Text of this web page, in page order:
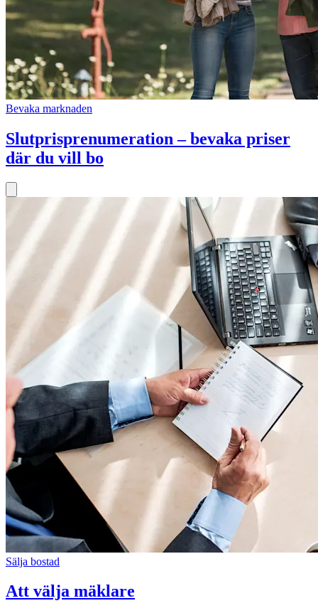
Bevaka marknaden
Slutprisprenumeration – bevaka priser
där du vill bo
Sälja bostad
Att välja mäklare